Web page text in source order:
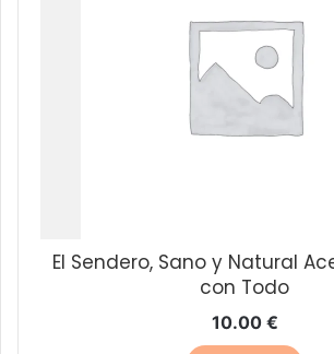
El Sendero, Sano y Natural
con Todo
10.00 €